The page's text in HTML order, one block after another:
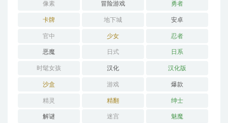
像素 冒险游戏 勇者
卡牌 地下城 安卓
官中 少女 忍者
恶魔 日式 日系
时髦女孩 汉化 汉化版
沙盒 游戏 爆款
精灵 精翻 绅士
解谜 迷宫 魅魔